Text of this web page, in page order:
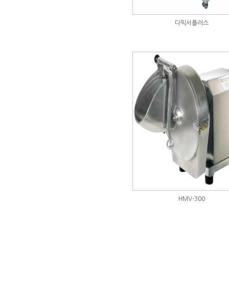
다믹서플러스
HMV-300